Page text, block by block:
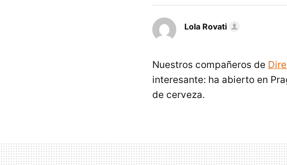
Lola Rovati
Nuestros compañeros de
interesante: ha abierto en
de cerveza.